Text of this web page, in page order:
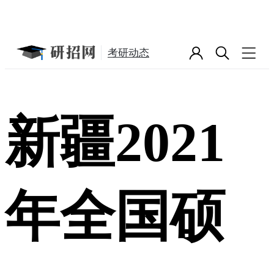
考研动态
新疆2021
年全国硕